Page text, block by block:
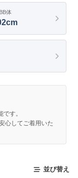
体
す。
心してご着用いた
並び替え